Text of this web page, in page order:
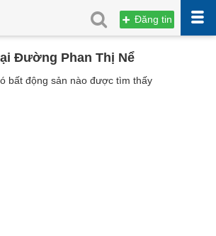
Đăng tin
Đường Phan Thị Nể
bất động sản nào được tìm thấy